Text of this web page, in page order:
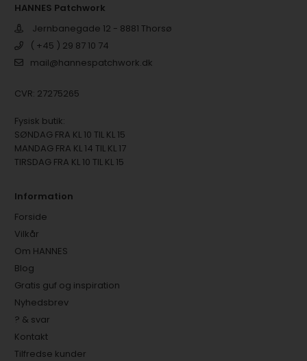
HANNES Patchwork
Jernbanegade 12 - 8881 Thorsø
( +45 ) 29 87 10 74
mail@hannespatchwork.dk
CVR: 27275265
Fysisk butik:
SØNDAG FRA KL 10 TIL KL 15
MANDAG FRA KL 14 TIL KL 17
TIRSDAG FRA KL 10 TIL KL 15
Information
Forside
Vilkår
Om HANNES
Blog
Gratis guf og inspiration
Nyhedsbrev
? & svar
Kontakt
Tilfredse kunder